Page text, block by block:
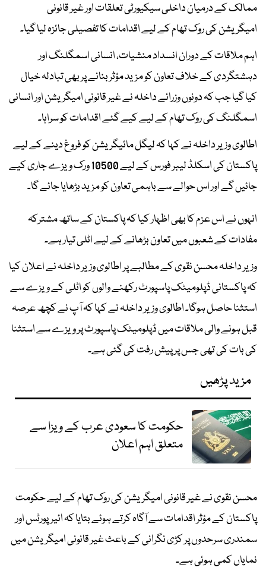
ممالک کے درمیان داخلی سیکیورٹی تعلقات اور غیر قانونی
امیگریشن کی روک تھام کے لیے اقدامات کا تفصیلی جائزہ لیا گیا۔
اہم ملاقات کے دوران انسداد منشیات، انسانی اسمگلنگ اور
دہشتگردی کے خلاف تعاون کو مزید مؤثر بنانے پر بھی تبادلہ خیال
کیا گیا جب کہ دونوں وزرائے داخلہ نے غیر قانونی امیگریشن اور انسانی
اسمگلنگ کی روک تھام کے لیے کیے گئے اقدامات کو سراہا۔
اطالوی وزیر داخلہ نے کہا کہ لیگل مائیگریشن کو فروغ دینے کے لیے
پاکستان کی اسکلڈ لیبر فورس کے لیے 10500 ورک ویزے جاری کیے
جائیں گے اور اس حوالے سے باہمی تعاون کو مزید بڑھایا جائے گا۔
انہوں نے اس عزم کا بھی اظہار کیا کہ پاکستان کے ساتھ مشترکہ
مفادات کے شعبوں میں تعاون بڑھانے کے لیے اٹلی تیار ہے۔
وزیر داخلہ محسن نقوی کے مطالبے پر اطالوی وزیر داخلہ نے اعلان کیا
کہ پاکستانی ڈپلومیٹک پاسپورٹ رکھنے والوں کو اٹلی کے ویزے سے
استثنا حاصل ہوگا۔ اطالوی وزیر داخلہ نے کہا کہ آپ نے کچھ عرصہ
قبل ہونے والی ملاقات میں ڈپلومیٹک پاسپورٹ پر ویزے سے استثنا
کی بات کی تھی جس پر پیش رفت کی گئی ہے۔
مزید پڑھیں
حکومت کا سعودی عرب کے ویزا سے
متعلق اہم اعلان
محسن نقوی نے غیر قانونی امیگریشن کی روک تھام کے لیے حکومت
پاکستان کے مؤثر اقدامات سے آگاہ کرتے ہوئے بتایا کہ ائیرپورٹس اور
سمندری سرحدوں پر کڑی نگرانی کے باعث غیر قانونی امیگریشن میں
نمایاں کمی ہوئی ہے۔